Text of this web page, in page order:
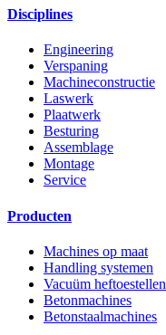
Disciplines
Engineering
Verspaning
Machineconstructie
Laswerk
Plaatwerk
Besturing
Assemblage
Montage
Service
Producten
Machines op maat
Handling systemen
Vacuüm heftoestellen
Betonmachines
Betonstaalmachines